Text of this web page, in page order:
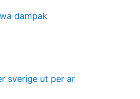
dampak
sverige ut per ar